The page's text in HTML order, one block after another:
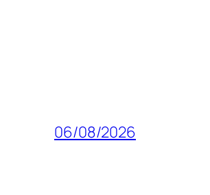
06/08/2026